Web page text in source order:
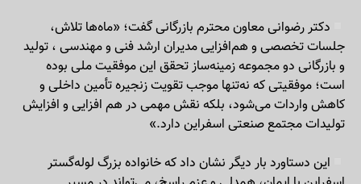
دکتر رضوانی معاون محترم بازرگانی گفت؛ «ماه‌ها تلاش،
جلسات تخصصی و هم‌افزایی مدیران ارشد فنی و مهندسی ، تولید
و بازرگانی دو مجموعه زمینه‌ساز تحقق این موفقیت ملی بوده
است؛ موفقیتی که نه‌تنها موجب تقویت زنجیره تأمین داخلی و
کاهش واردات می‌شود، بلکه نقش مهمی در هم افزایی و افزایش
تولیدات مجتمع صنعتی اسفراین دارد.»
این دستاورد بار دیگر نشان داد که خانواده بزرگ لوله‌گستر